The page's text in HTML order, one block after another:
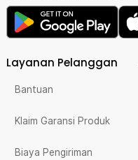
Layanan Pelanggan
Bantuan
Klaim Garansi Produk
Biaya Pengiriman